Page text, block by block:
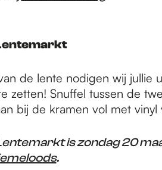
de lente nodigen wij jullie
zetten! Snuffel tussen de
bij de kramen vol met vinyl
is zondag 20
.